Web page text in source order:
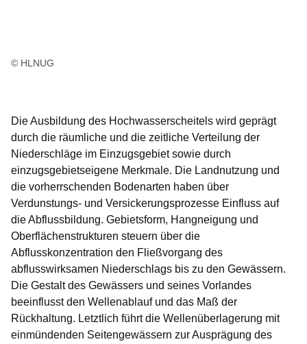
© HLNUG
Die Ausbildung des Hochwasserscheitels wird geprägt
durch die räumliche und die zeitliche Verteilung der
Niederschläge im Einzugsgebiet sowie durch
einzugsgebietseigene Merkmale. Die Landnutzung und
die vorherrschenden Bodenarten haben über
Verdunstungs- und Versickerungsprozesse Einfluss auf
die Abflussbildung. Gebietsform, Hangneigung und
Oberflächenstrukturen steuern über die
Abflusskonzentration den Fließvorgang des
abflusswirksamen Niederschlags bis zu den Gewässern.
Die Gestalt des Gewässers und seines Vorlandes
beeinflusst den Wellenablauf und das Maß der
Rückhaltung. Letztlich führt die Wellenüberlagerung mit
einmündenden Seitengewässern zur Ausprägung des